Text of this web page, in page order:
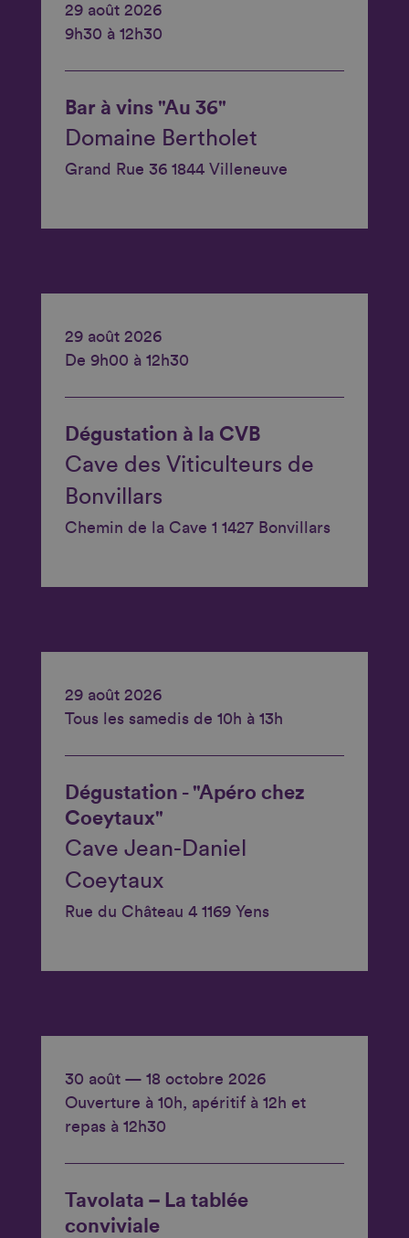
29 août 2026
9h30 à 12h30
Bar à vins "Au 36"
Domaine Bertholet
Grand Rue 36 1844 Villeneuve
29 août 2026
De 9h00 à 12h30
Dégustation à la CVB
Cave des Viticulteurs de
Bonvillars
Chemin de la Cave 1 1427 Bonvillars
29 août 2026
Tous les samedis de 10h à 13h
Dégustation - "Apéro chez
Coeytaux"
Cave Jean-Daniel
Coeytaux
Rue du Château 4 1169 Yens
30 août — 18 octobre 2026
Ouverture à 10h, apéritif à 12h et
repas à 12h30
Tavolata – La tablée
conviviale